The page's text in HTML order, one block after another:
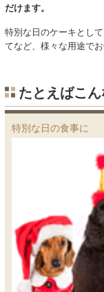
だけます。
特別な日のケーキとし
てなど、様々な用途で
たとえばこ
特別な日の食事に